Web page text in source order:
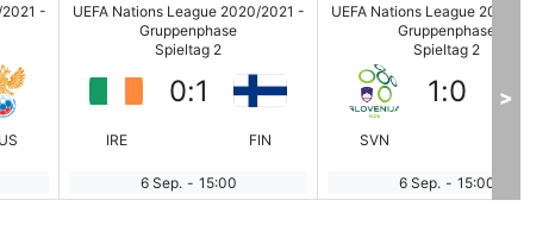
-
UEFA Nations League 2020/2021 -
Gruppenphase
Spieltag 2
IRE
0:1
FIN
6 Sep. - 15:00
UEFA Nations League 2020/2021 -
Gruppenphase
Spieltag 2
SVN
1:0
6 Sep. - 15:00
>